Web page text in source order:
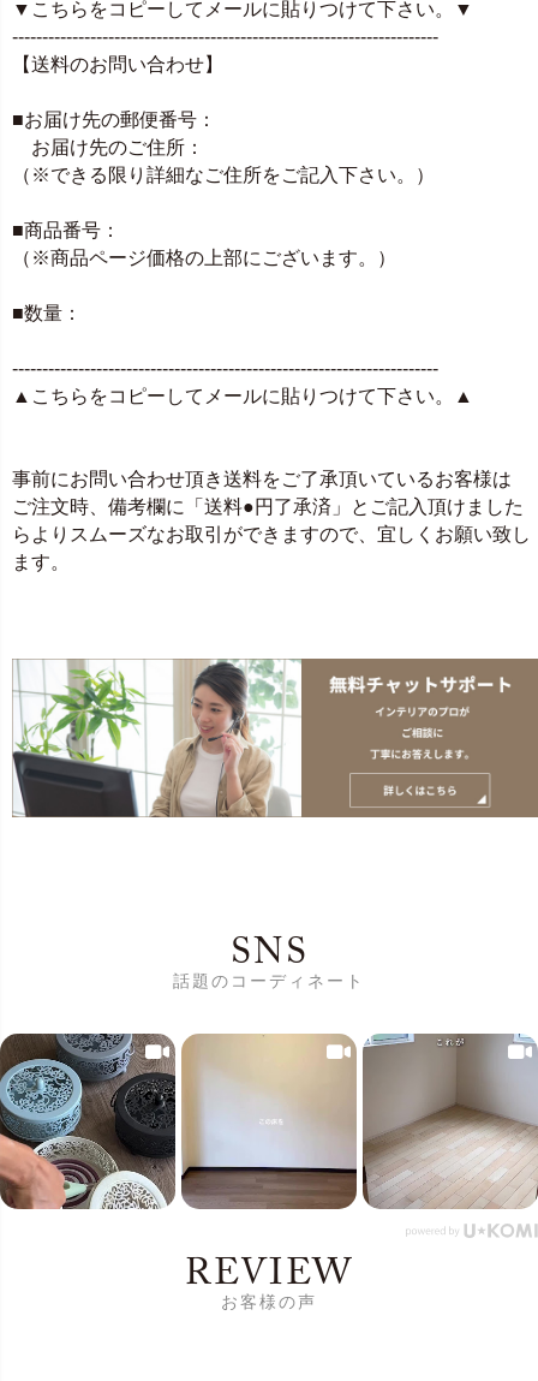
▼こちらをコピーしてメールに貼りつけて下さい。▼
-----------------------------------------------------------------------
【送料のお問い合わせ】
■お届け先の郵便番号：
お届け先のご住所：
（※できる限り詳細なご住所をご記入下さい。）
■商品番号：
（※商品ページ価格の上部にございます。）
■数量：
-----------------------------------------------------------------------
▲こちらをコピーしてメールに貼りつけて下さい。▲
事前にお問い合わせ頂き送料をご了承頂いているお客様は
ご注文時、備考欄に「送料●円了承済」とご記入頂けました
らよりスムーズなお取引ができますので、宜しくお願い致し
ます。
SNS
話題のコーディネート
REVIEW
お客様の声